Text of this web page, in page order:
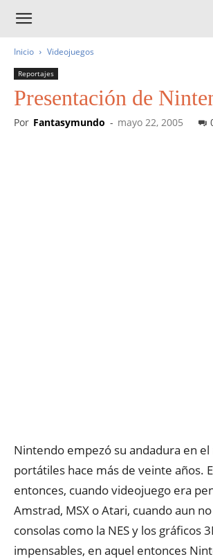
Inicio Videojuegos
Reportajes
Presentación de
Por Fantasymundo - mayo 22, 2005
Nintendo empezó su andadura en
portátiles hace más de veinte años.
entonces, cuando videojuego era
Amstrad, MSX o Atari, cuando aun
consolas como la NES y los gráficos
impensables, en aquel entonces